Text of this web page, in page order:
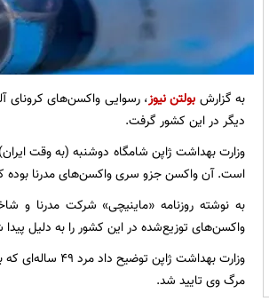
به گزارش بولتن نیوز، رسوایی واکسن‌های کرونای
دیگر در این کشور گرفت.
است. آن واکسن جزو سری واکسن‌های مدرنا بوده
به نوشته روزنامه «ماینیچی» شرکت مدرنا و
واکسن‌های توزیع‌شده در این کشور را به دلیل
مرگ وی تایید شد.